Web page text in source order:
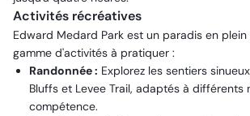
Activités récréatives
Edward Medard Park est un paradis en plein
gamme d'activités à pratiquer :
Randonnée : Explorez les sentiers
Bluffs et Levee Trail, adaptés à différents
compétence.